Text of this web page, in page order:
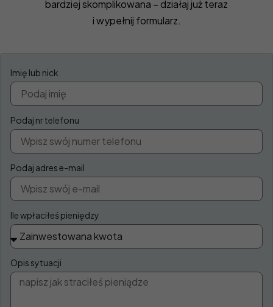
bardziej skomplikowana – działaj już teraz
i wypełnij formularz.
Imię lub nick
Podaj nr telefonu
Podaj adres e-mail
Ile wpłaciłeś pieniędzy
Opis sytuacji